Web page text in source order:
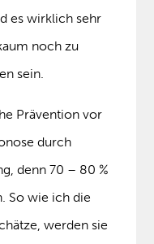
es wirklich sehr
noch zu
sein.
Prävention vor
durch
denn 70 – 80 %
So wie ich die
werden sie